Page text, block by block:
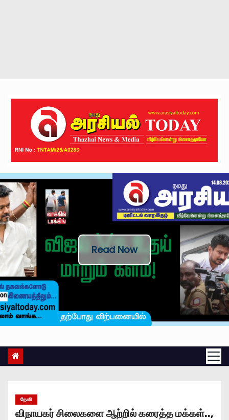
Read Now
தேனி
விநாயகர் சிலைகளை ஆற்றில் கரைத்த மக்கள்..,